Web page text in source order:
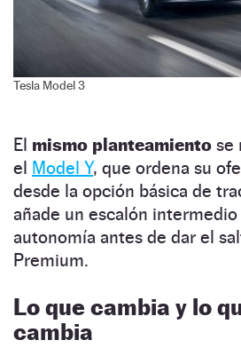
Tesla Model 3
El mismo planteamiento se
el Model Y, que ordena su
desde la opción básica de
añade un escalón intermedio
autonomía antes de dar el
Premium.
Lo que cambia y lo
cambia